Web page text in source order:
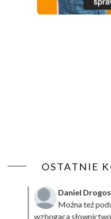
OSTATNIE
Daniel
Można też
wzbogaca słownictwo